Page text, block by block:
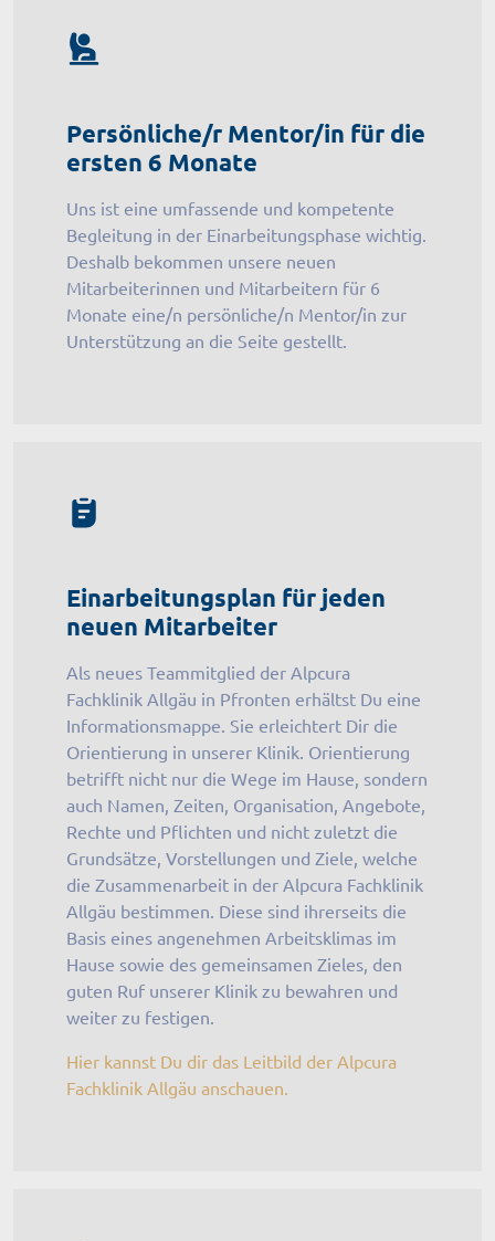
Persönliche/r Mentor/in für die
ersten 6 Monate
Uns ist eine umfassende und kompetente
Begleitung in der Einarbeitungsphase wichtig.
Deshalb bekommen unsere neuen
Mitarbeiterinnen und Mitarbeitern für 6
Monate eine/n persönliche/n Mentor/in zur
Unterstützung an die Seite gestellt.
Einarbeitungsplan für jeden
neuen Mitarbeiter
Als neues Teammitglied der Alpcura
Fachklinik Allgäu in Pfronten erhältst Du eine
Informationsmappe. Sie erleichtert Dir die
Orientierung in unserer Klinik. Orientierung
betrifft nicht nur die Wege im Hause, sondern
auch Namen, Zeiten, Organisation, Angebote,
Rechte und Pflichten und nicht zuletzt die
Grundsätze, Vorstellungen und Ziele, welche
die Zusammenarbeit in der Alpcura Fachklinik
Allgäu bestimmen. Diese sind ihrerseits die
Basis eines angenehmen Arbeitsklimas im
Hause sowie des gemeinsamen Zieles, den
guten Ruf unserer Klinik zu bewahren und
weiter zu festigen.
Hier kannst Du dir das Leitbild der Alpcura
Fachklinik Allgäu anschauen.